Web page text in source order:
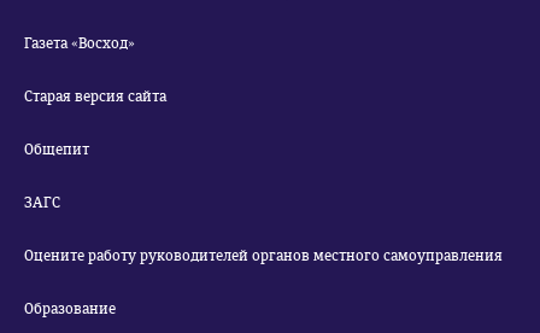
Газета «Восход»
Старая версия сайта
Общепит
ЗАГС
Оцените работу руководителей органов местного самоуправления
Образование